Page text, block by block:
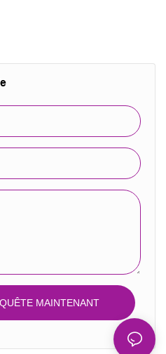
MAINTENANT